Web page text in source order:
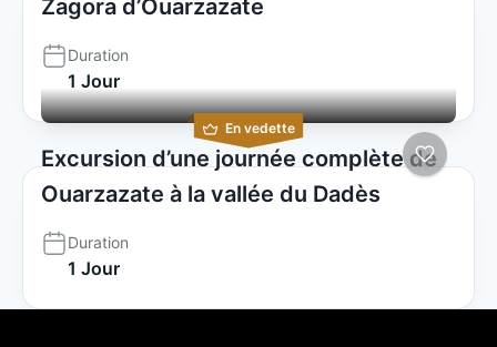
Zagora d’Ouarzazate
Duration
1 Jour
En vedette
Excursion d’une journée complète de
Ouarzazate à la vallée du Dadès
Duration
1 Jour